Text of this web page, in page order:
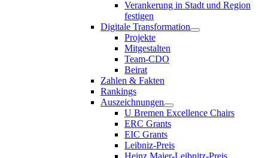
Verankerung in Stadt und Region
festigen
Digitale Transformation
Projekte
Mitgestalten
Team-CDO
Beirat
Zahlen & Fakten
Rankings
Auszeichnungen
U Bremen Excellence Chairs
ERC Grants
EIC Grants
Leibniz-Preis
Heinz Maier-Leibnitz-Preis